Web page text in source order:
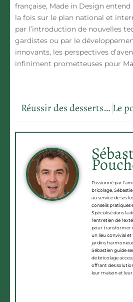
française, Made in Design
la fois sur le plan national et
par l’introduction de nouvelles
gardistes ou par le
innovants, les perspectives
infiniment prometteuses pour
Réussir des desserts moelleux et dorés avec le four réglé sur thermostat 7
Passionné par
bricolage,
au service de ses
conseils pratiques
Spécialisé dans la
l'entretien de
pour transformer
un lieu convivial
jardins
Sébastien guide
de bricolage
offrant des
leur maison et leur